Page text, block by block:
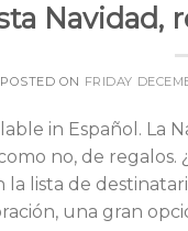
Navidad,
POSTED ON FRIDAY
in Español. La
no, de regalos.
lista de
una gran